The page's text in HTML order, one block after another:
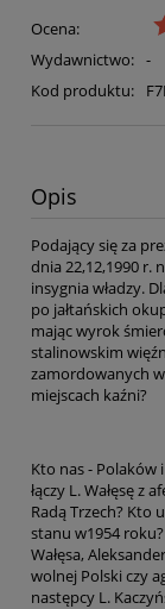
Ocena:
Wydawnictwo: -
Kod produktu:
Opis
Podający się za
dnia 22,12,1990 r.
insygnia władzy.
po jałtańskich
mając wyrok
stalinowskim
zamordowanych
miejscach kaźni?
Kto nas - Polaków
łączy L. Wałęsę z
Radą Trzech? Kto
stanu w1954
Wałęsa,
wolnej Polski czy
następcy L.